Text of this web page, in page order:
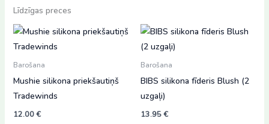
Līdzīgas preces
Barošana
Mushie silikona priekšautiņš
Tradewinds
12.00€
Barošana
BIBS silikona fīderis Blush (2
uzgaļi)
13.95€